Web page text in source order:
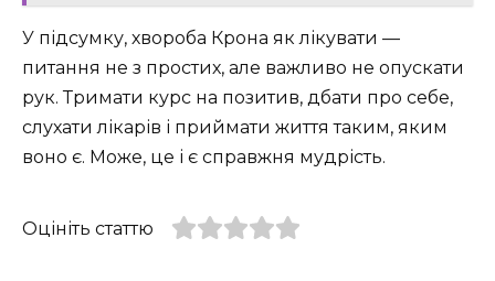
У підсумку, хвороба Крона як лікувати —
питання не з простих, але важливо не опускати
рук. Тримати курс на позитив, дбати про себе,
слухати лікарів і приймати життя таким, яким
воно є. Може, це і є справжня мудрість.
Оцініть статтю